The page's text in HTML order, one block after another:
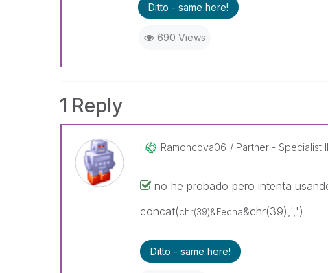
Ditto - same here!
690 Views
1 Reply
Ramoncova06 Partner - Specialist
no he probado pero intenta
concat(chr(39)&Fecha&chr(39),',')
Ditto - same here!